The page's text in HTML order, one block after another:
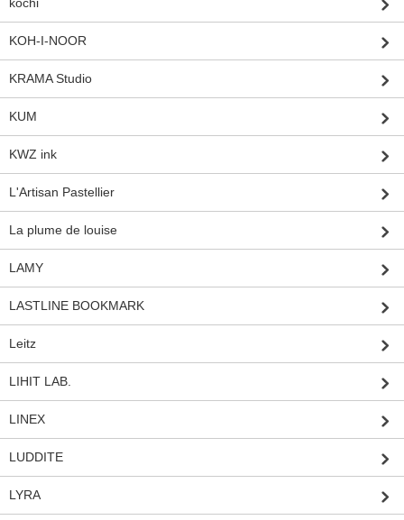
KOH-I-NOOR
KRAMA Studio
KUM
KWZ ink
L'Artisan Pastellier
La plume de louise
LAMY
LASTLINE BOOKMARK
Leitz
LIHIT LAB.
LINEX
LUDDITE
LYRA